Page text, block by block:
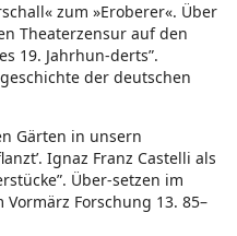
zum »Eroberer«. Über
Theaterzensur auf den
19. Jahrhun-derts”.
der deutschen
Gärten in unsern
Ignaz Franz Castelli als
Über-setzen im
Vormärz Forschung 13. 85–